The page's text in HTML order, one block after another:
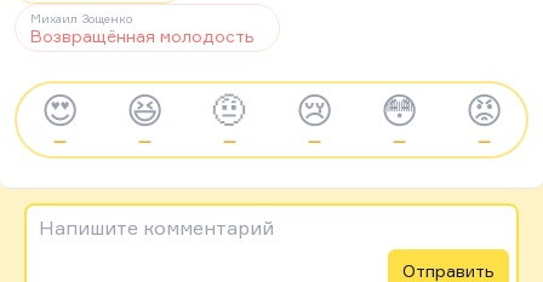
Михаил Зощенко
Возвращённая молодость
😍
—
😆
—
🤨
—
😢
—
😳
—
😡
—
Напишите комментарий
Отправить